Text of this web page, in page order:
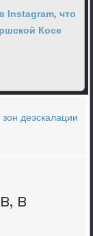
Instagram, что
Косе
деэскалации
в